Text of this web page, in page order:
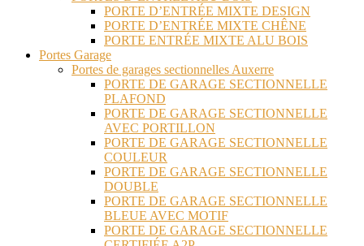
PORTE D’ENTRÉE MIXTE DESIGN
PORTE D’ENTRÉE MIXTE CHÊNE
PORTE ENTRÉE MIXTE ALU BOIS
Portes Garage
Portes de garages sectionnelles Auxerre
PORTE DE GARAGE SECTIONNELLE
PLAFOND
PORTE DE GARAGE SECTIONNELLE
AVEC PORTILLON
PORTE DE GARAGE SECTIONNELLE
COULEUR
PORTE DE GARAGE SECTIONNELLE
DOUBLE
PORTE DE GARAGE SECTIONNELLE
BLEUE AVEC MOTIF
PORTE DE GARAGE SECTIONNELLE